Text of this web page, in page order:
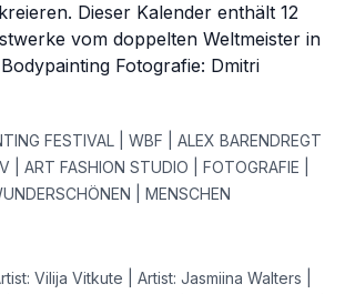
Dieser Kalender enthält 12
vom doppelten Weltmeister in
Fotografie: Dmitri
FESTIVAL | WBF | ALEX BARENDREGT
| ART FASHION STUDIO | FOTOGRAFIE |
| MENSCHEN
Vilija Vitkute | Artist: Jasmiina Walters |